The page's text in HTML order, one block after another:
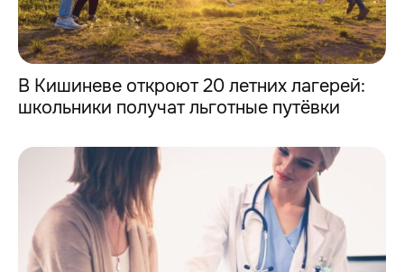
В Кишиневе откроют 20 летних лагерей:
школьники получат льготные путёвки